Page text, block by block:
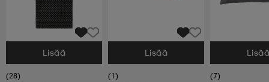
Valitse Koko
Lisää
(28)
Valitse Koko
Lisää
(1)
Valitse Koko
(7)